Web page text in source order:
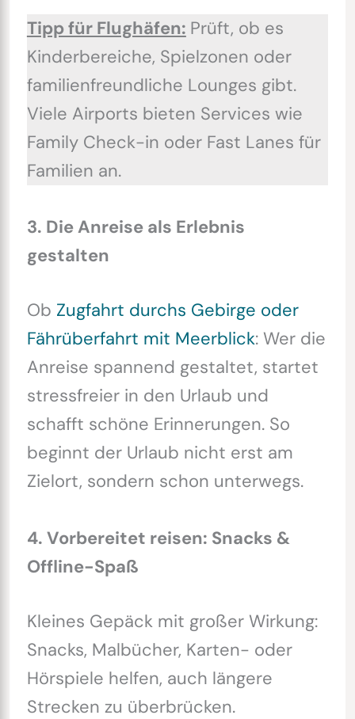
Tipp für Flughäfen: Prüft, ob es
Kinderbereiche, Spielzonen oder
familienfreundliche Lounges gibt.
Viele Airports bieten Services wie
Family Check-in oder Fast Lanes für
Familien an.
3. Die Anreise als Erlebnis
gestalten
Ob Zugfahrt durchs Gebirge oder
Fährüberfahrt mit Meerblick: Wer die
Anreise spannend gestaltet, startet
stressfreier in den Urlaub und
schafft schöne Erinnerungen. So
beginnt der Urlaub nicht erst am
Zielort, sondern schon unterwegs.
4. Vorbereitet reisen: Snacks &
Offline-Spaß
Kleines Gepäck mit großer Wirkung:
Snacks, Malbücher, Karten- oder
Hörspiele helfen, auch längere
Strecken zu überbrücken.